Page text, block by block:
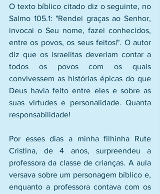
O texto bíblico citado diz o seguinte, no
Salmo 105.1: "Rendei graças ao Senhor,
invocai o Seu nome, fazei conhecidos,
entre os povos, os seus feitos|". O autor
diz que os israelitas deveriam contar a
todos os povos com os quais
convivessem as histórias épicas do que
Deus havia feito entre eles e sobre as
suas virtudes e personalidade. Quanta
responsabilidade!
Por esses dias a minha filhinha Rute
Cristina, de 4 anos, surpreendeu a
professora da classe de crianças. A aula
versava sobre um personagem bíblico e,
enquanto a professora contava com os